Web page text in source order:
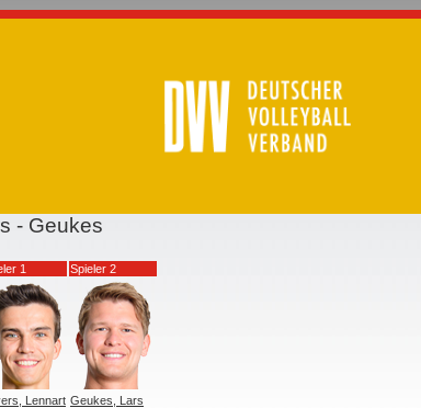
- Geukes
1 Spieler 2
Lennart Geukes, Lars